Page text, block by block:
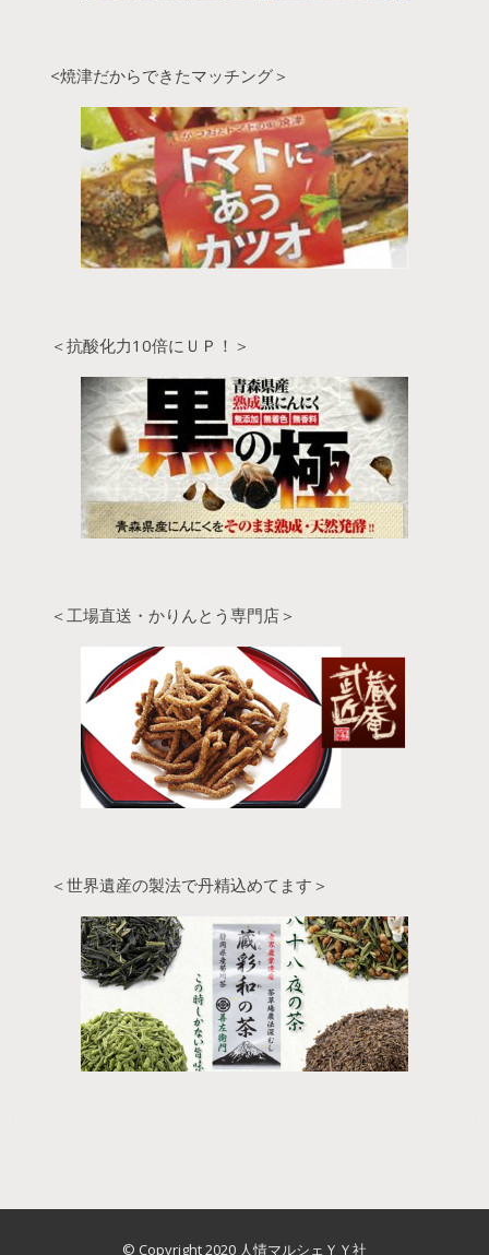
<焼津だからできたマッチング＞
＜抗酸化力10倍にＵＰ！＞
＜工場直送・かりんとう専門店＞
＜世界遺産の製法で丹精込めてます＞
© Copyright 2020 人情マルシェＹＹ社